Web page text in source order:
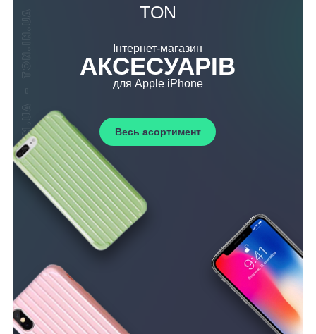
TON
Інтернет-магазин
АКСЕСУАРІВ
для Apple iPhone
Весь асортимент